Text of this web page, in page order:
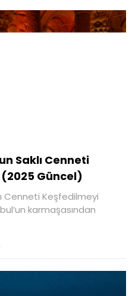
Saklı Cenneti
Güncel)
Cenneti Keşfedilmeyi
karmaşasından